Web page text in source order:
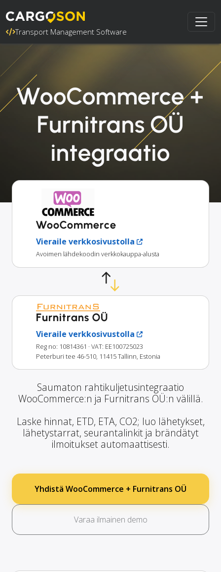
Transport Management Software
WooCommerce +
Furnitrans OÜ
integraatio
WooCommerce
Vieraile verkkosivustolla
Avoimen lähdekoodin verkkokauppa-alusta
Furnitrans OÜ
Vieraile verkkosivustolla
Reg no: 10814361 · VAT: EE100725023
Peterburi tee 46-510, 11415 Tallinn, Estonia
Saumaton rahtikuljetusintegraatio
WooCommerce:n ja Furnitrans OÜ:n välillä.
Laske hinnat, ETD, ETA, CO2; luo lähetykset,
lähetystarrat, seurantalinkit ja brändätyt
ilmoitukset automaattisesti.
Yhdistä WooCommerce + Furnitrans OÜ
Varaa ilmainen demo